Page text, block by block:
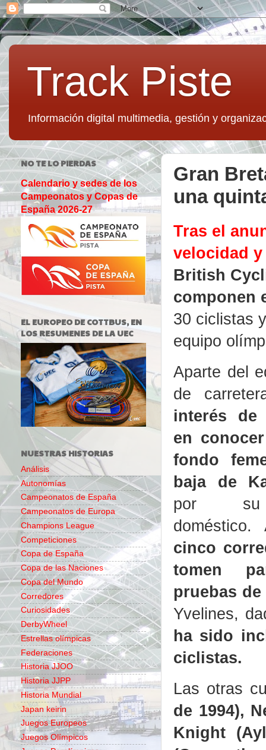
Track Piste
Información digital multimedia, gestión y
Gran
una
Tras el
velocidad
British
componen
30 ciclistas
equipo
Aparte del
de
interés de
en
fondo
baja de
por su
cinco
tomen
pruebas
Yvelines,
ha sido
ciclistas.
Las otras
de 1994),
Knight
NO TE LO PIERDAS
Calendario y sedes de los
Campeonatos y Copas de
España 2026-27
EL EUROPEO DE COTTBUS, EN
LOS RESUMENES DE LA UEC
NUESTRAS HISTORIAS
Análisis
Autonomías
Campeonatos de España
Campeonatos de Europa
Champions League
Competiciones
Copa de España
Copa de las Naciones
Copa del Mundo
Corredores
Curiosidades
DerbyWheel
Estrellas olímpicas
Federaciones
Historia JJOO
Historia JJPP
Historia Mundial
Japan keirin
Juegos Europeos
Juegos Olímpicos